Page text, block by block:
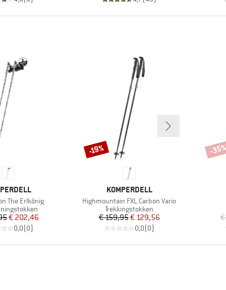
The Erlkönig
Prijs
Verlaagde prijs
€ 202,46
0,0(0)
MERK
KOMPERDELL
Artikel
Highmountain FXL Carbon Vario
Productgroep
Trekkingstokken
Prijs
€ 159,95Verlaagde prijs
€ 129,56
0,0(0)
Korting
-19% -